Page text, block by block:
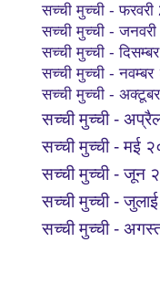
सच्ची मुच्ची -
सच्ची मुच्ची -
सच्ची मुच्ची -
सच्ची मुच्ची -
सच्ची मुच्ची -
सच्ची मुच्ची -
सच्ची मुच्ची - मई
सच्ची मुच्ची - जून
सच्ची मुच्ची -
सच्ची मुच्ची -